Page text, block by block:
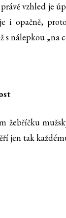
vzhled je
i opačně,
s nálepkou „na
žebříčku
jen tak